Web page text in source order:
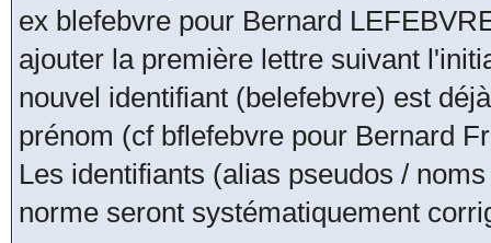
ex blefebvre pour Bernard
ajouter la première lettre suivant
nouvel identifiant (belefebvre) est
prénom (cf bflefebvre pour Bernard
Les identifiants (alias pseudos /
norme seront systématiquement